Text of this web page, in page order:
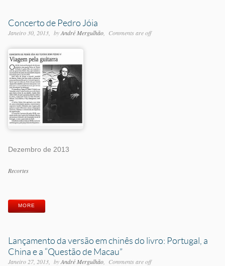
Concerto de Pedro Jóia
Janeiro 30, 2013 byAndré Mergulhão Comments are off
Dezembro de 2013
Categorias
Recortes
MORE
Lançamento da versão em chinês do livro: Portugal, a
China e a “Questão de Macau”
Janeiro 27, 2013 byAndré Mergulhão Comments are off